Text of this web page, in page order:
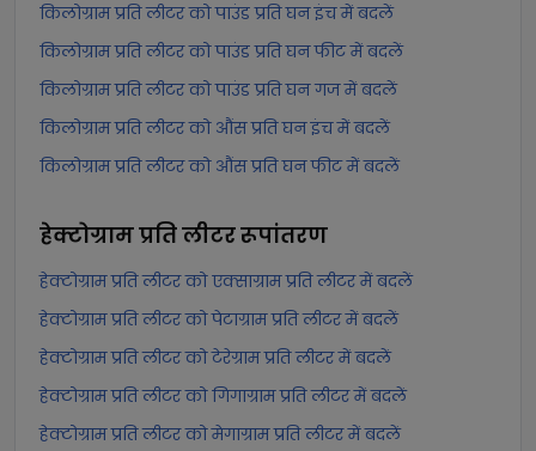
किलोग्राम प्रति लीटर को पाउंड प्रति घन इंच में बदलें
किलोग्राम प्रति लीटर को पाउंड प्रति घन फीट में बदलें
किलोग्राम प्रति लीटर को पाउंड प्रति घन गज में बदलें
किलोग्राम प्रति लीटर को औंस प्रति घन इंच में बदलें
किलोग्राम प्रति लीटर को औंस प्रति घन फीट में बदलें
हेक्टोग्राम प्रति लीटररूपांतरण
हेक्टोग्राम प्रति लीटर को एक्साग्राम प्रति लीटर में बदलें
हेक्टोग्राम प्रति लीटर को पेटाग्राम प्रति लीटर में बदलें
हेक्टोग्राम प्रति लीटर को टेरेग्राम प्रति लीटर में बदलें
हेक्टोग्राम प्रति लीटर को गिगाग्राम प्रति लीटर में बदलें
हेक्टोग्राम प्रति लीटर को मेगाग्राम प्रति लीटर में बदलें